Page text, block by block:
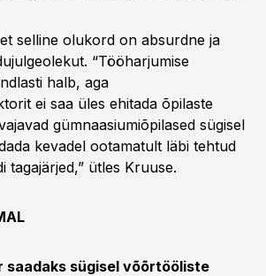
selline olukord on absurdne ja
“Tööharjumise
halb, aga
ei saa üles ehitada õpilaste
gümnaasiumiõpilased sügisel
kevadel ootamatult läbi tehtud
tagajärjed,” ütles Kruuse.
saadaks sügisel võõrtööliste